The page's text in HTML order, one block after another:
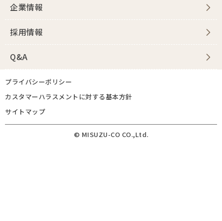
企業情報
採用情報
Q&A
プライバシーポリシー
カスタマーハラスメントに対する基本方針
サイトマップ
© MISUZU-CO CO.,Ltd.